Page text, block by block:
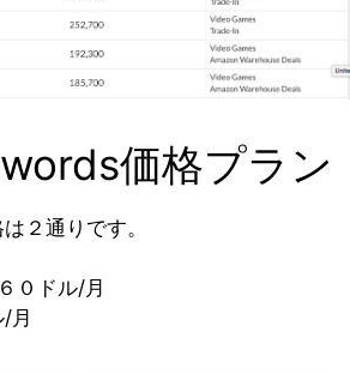
価格プラン
２通りです。
０ドル/月
月